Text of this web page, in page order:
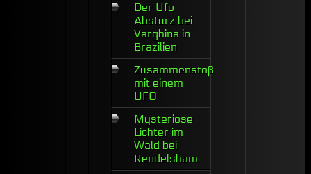
Der Ufo
Absturz bei
Varghina in
Brazilien
Zusammenstoß
mit einem
UFO
Mysteriöse
Lichter im
Wald bei
Rendelsham